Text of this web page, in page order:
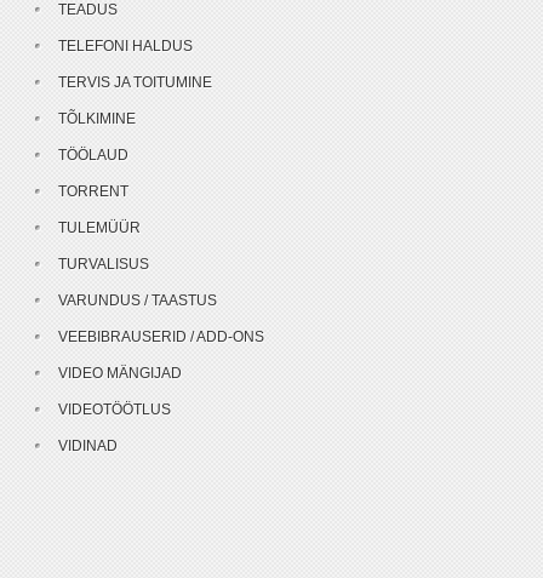
TEADUS
TELEFONI HALDUS
TERVIS JA TOITUMINE
TÕLKIMINE
TÖÖLAUD
TORRENT
TULEMÜÜR
TURVALISUS
VARUNDUS / TAASTUS
VEEBIBRAUSERID / ADD-ONS
VIDEO MÄNGIJAD
VIDEOTÖÖTLUS
VIDINAD